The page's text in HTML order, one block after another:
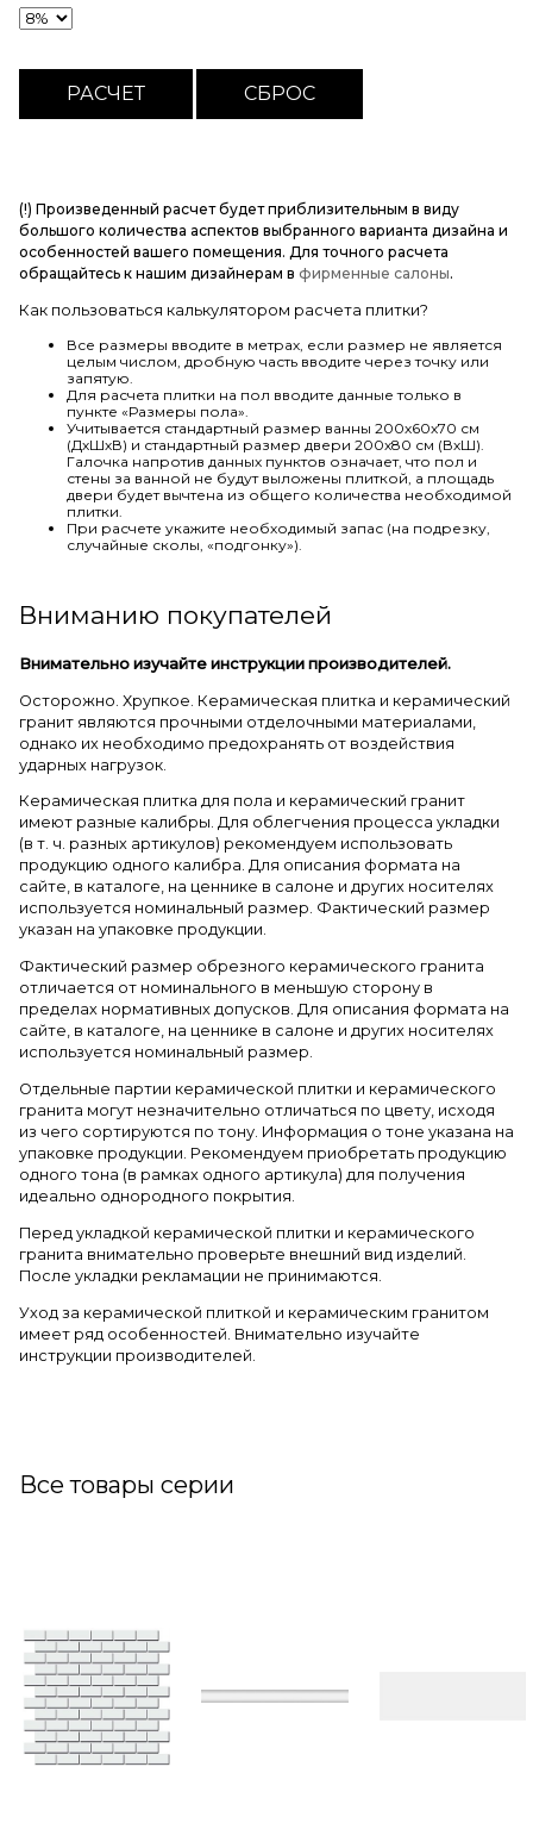
(!) Произведенный расчет будет приблизительным в виду
большого количества аспектов выбранного варианта дизайна и
особенностей вашего помещения. Для точного расчета
обращайтесь к нашим дизайнерам в фирменные салоны.
Как пользоваться калькулятором расчета плитки?
Все размеры вводите в метрах, если размер не является
целым числом, дробную часть вводите через точку или
запятую.
Для расчета плитки на пол вводите данные только в
пункте «Размеры пола».
Учитывается стандартный размер ванны 200х60х70 см
(ДхШхВ) и стандартный размер двери 200х80 см (ВхШ).
Галочка напротив данных пунктов означает, что пол и
стены за ванной не будут выложены плиткой, а площадь
двери будет вычтена из общего количества необходимой
плитки.
При расчете укажите необходимый запас (на подрезку,
случайные сколы, «подгонку»).
Вниманию покупателей
Внимательно изучайте инструкции производителей.
Осторожно. Хрупкое. Керамическая плитка и керамический
гранит являются прочными отделочными материалами,
однако их необходимо предохранять от воздействия
ударных нагрузок.
Керамическая плитка для пола и керамический гранит
имеют разные калибры. Для облегчения процесса укладки
(в т. ч. разных артикулов) рекомендуем использовать
продукцию одного калибра. Для описания формата на
сайте, в каталоге, на ценнике в салоне и других носителях
используется номинальный размер. Фактический размер
указан на упаковке продукции.
Фактический размер обрезного керамического гранита
отличается от номинального в меньшую сторону в
пределах нормативных допусков. Для описания формата на
сайте, в каталоге, на ценнике в салоне и других носителях
используется номинальный размер.
Отдельные партии керамической плитки и керамического
гранита могут незначительно отличаться по цвету, исходя
из чего сортируются по тону. Информация о тоне указана на
упаковке продукции. Рекомендуем приобретать продукцию
одного тона (в рамках одного артикула) для получения
идеально однородного покрытия.
Перед укладкой керамической плитки и керамического
гранита внимательно проверьте внешний вид изделий.
После укладки рекламации не принимаются.
Уход за керамической плиткой и керамическим гранитом
имеет ряд особенностей. Внимательно изучайте
инструкции производителей.
Все товары серии